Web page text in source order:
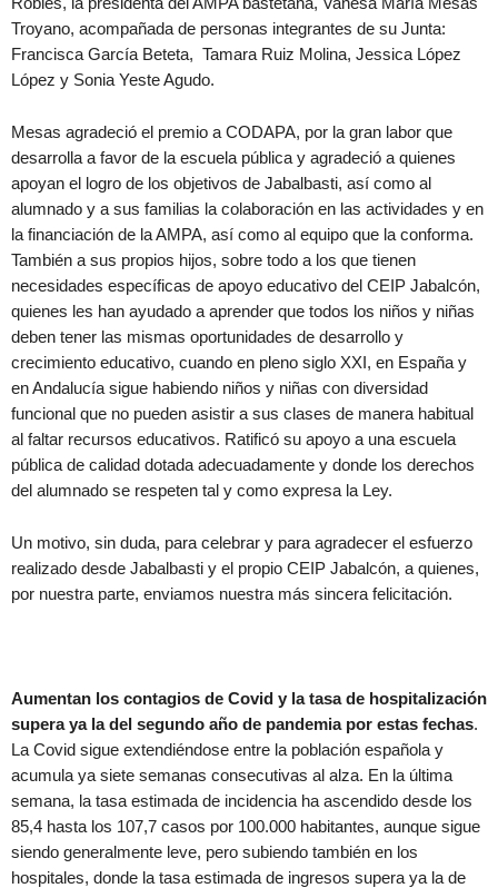
Troyano, acompañada de personas integrantes de su Junta:
Francisca García Beteta, Tamara Ruiz Molina, Jessica López
López y Sonia Yeste Agudo.
Mesas agradeció el premio a CODAPA, por la gran labor que
desarrolla a favor de la escuela pública y agradeció a quienes
apoyan el logro de los objetivos de Jabalbasti, así como al
alumnado y a sus familias la colaboración en las actividades y en
la financiación de la AMPA, así como al equipo que la conforma.
También a sus propios hijos, sobre todo a los que tienen
necesidades específicas de apoyo educativo del CEIP Jabalcón,
quienes les han ayudado a aprender que todos los niños y niñas
deben tener las mismas oportunidades de desarrollo y
crecimiento educativo, cuando en pleno siglo XXI, en España y
en Andalucía sigue habiendo niños y niñas con diversidad
funcional que no pueden asistir a sus clases de manera habitual
al faltar recursos educativos. Ratificó su apoyo a una escuela
pública de calidad dotada adecuadamente y donde los derechos
del alumnado se respeten tal y como expresa la Ley.
Un motivo, sin duda, para celebrar y para agradecer el esfuerzo
realizado desde Jabalbasti y el propio CEIP Jabalcón, a quienes,
por nuestra parte, enviamos nuestra más sincera felicitación.
Aumentan los contagios de Covid y la tasa de hospitalización
supera ya la del segundo año de pandemia por estas fechas.
La Covid sigue extendiéndose entre la población española y
acumula ya siete semanas consecutivas al alza. En la última
semana, la tasa estimada de incidencia ha ascendido desde los
85,4 hasta los 107,7 casos por 100.000 habitantes, aunque sigue
siendo generalmente leve, pero subiendo también en los
hospitales, donde la tasa estimada de ingresos supera ya la de